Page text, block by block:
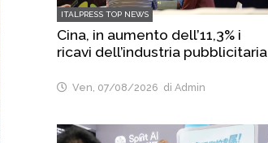
ITALPRESS TOP NEWS
Cina, in aumento dell’11,3% i
ricavi dell’industria pubblicitaria
Ven, 07/08/2026 di Admin